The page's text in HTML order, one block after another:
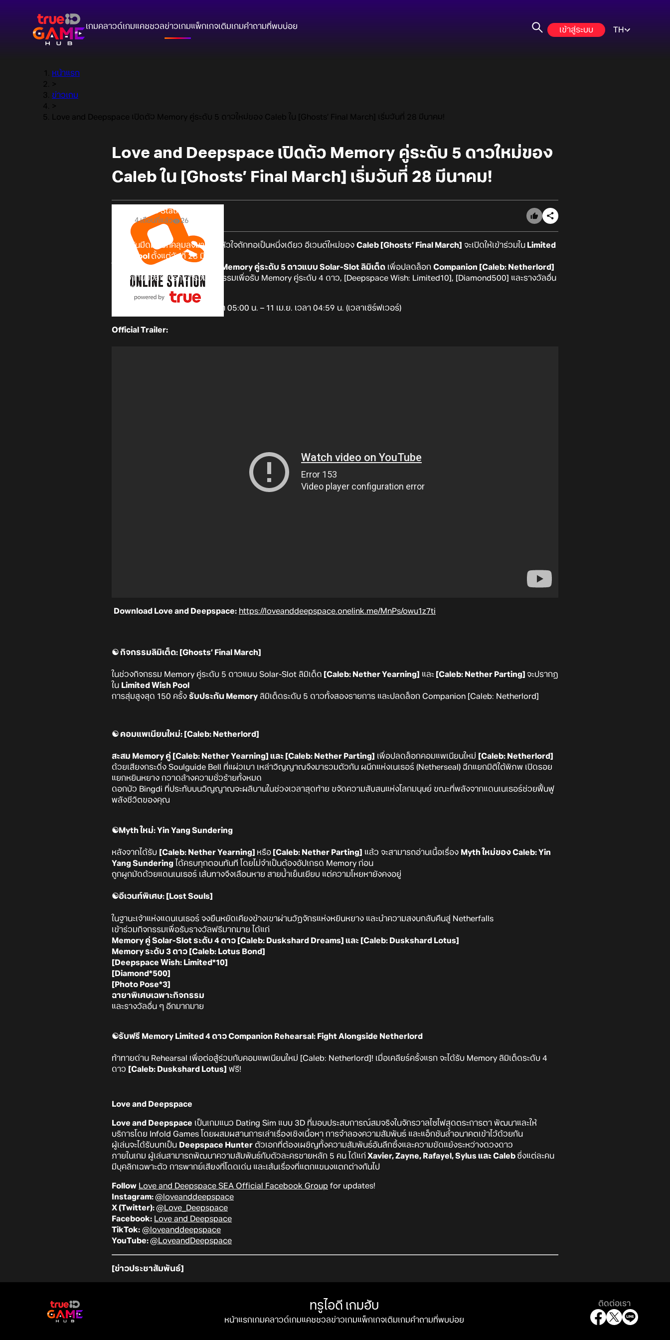
เกมคลาวด์เกมแคชชวลข่าวเกมแพ็กเกจเติมเกมคำถามที่พบบ่อย เข้าสู่ระบบ TH
หน้าแรก
>
ข่าวเกม
>
Love and Deepspace เปิดตัว Memory คู่ระดับ 5 ดาวใหม่ของ Caleb ใน [Ghosts’ Final March] เริ่มวันที่ 28 มีนาคม!
Love and Deepspace เปิดตัว Memory คู่ระดับ 5 ดาวใหม่ของ
Caleb ใน [Ghosts’ Final March] เริ่มวันที่ 28 มีนาคม!
Online Station
4 เดือนที่แล้ว 26
ราตรีอันมืดมิดปกคลุมลงมา สองหัวใจถักทอเป็นหนึ่งเดียว อีเวนต์ใหม่ของ Caleb [Ghosts’ Final March] จะเปิดให้เข้าร่วมใน Limited
Wish Pool ตั้งแต่วันที่ 28 มีนาคม
ในช่วงกิจกรรม ผู้เล่นสามารถรับ
Memory คู่ระดับ 5 ดาวแบบ Solar-Slot ลิมิเต็ด เพื่อปลดล็อก Companion [Caleb: Netherlord]
นอกจากนี้ยังสามารถเข้าร่วมกิจกรรมเพื่อรับ Memory คู่ระดับ 4 ดาว, [Deepspace Wish: Limited10], [Diamond500] และรางวัลอื่น
ๆ ได้ฟรี!
28 มี.ค. เวลา 05:00 น. – 11 เม.ย. เวลา 04:59 น. (เวลาเซิร์ฟเวอร์)
Official Trailer:
Download Love and Deepspace: https://loveanddeepspace.onelink.me/MnPs/owu1z7ti
☯️ กิจกรรมลิมิเต็ด: [Ghosts’ Final March]
ในช่วงกิจกรรม Memory คู่ระดับ 5 ดาวแบบ Solar-Slot ลิมิเต็ด [Caleb: Nether Yearning] และ [Caleb: Nether Parting] จะปรากฏ
ใน Limited Wish Pool
การสุ่มสูงสุด 150 ครั้ง รับประกัน Memory ลิมิเต็ดระดับ 5 ดาวทั้งสองรายการ และปลดล็อก Companion [Caleb: Netherlord]
☯️ คอมแพเนียนใหม่: [Caleb: Netherlord]
สะสม Memory คู่ [Caleb: Nether Yearning] และ [Caleb: Nether Parting] เพื่อปลดล็อกคอมแพเนียนใหม่ [Caleb: Netherlord]
ด้วยเสียงกระดิ่ง Soulguide Bell ที่แผ่วเบา เหล่าวิญญาณจึงมารวมตัวกัน ผนึกแห่งเนเธอร์ (Netherseal) ฉีกแยกมิติใต้พิภพ เปิดรอย
แยกหยินหยาง กวาดล้างความชั่วร้ายทั้งหมด
ดอกบัว Bingdi ที่ประทับบนวิญญาณจะผลิบานในช่วงเวลาสุดท้าย ขจัดความสับสนแห่งโลกมนุษย์ ขณะที่พลังจากแดนเนเธอร์ช่วยฟื้นฟู
พลังชีวิตของคุณ
☯️Myth ใหม่: Yin Yang Sundering
หลังจากได้รับ [Caleb: Nether Yearning] หรือ [Caleb: Nether Parting] แล้ว จะสามารถอ่านเนื้อเรื่อง Myth ใหม่ของ Caleb: Yin
Yang Sundering ได้ครบทุกตอนทันที โดยไม่จำเป็นต้องอัปเกรด Memory ก่อน
ถูกผูกมัดด้วยแดนเนเธอร์ เส้นทางจึงเลือนหาย สายน้ำเย็นเยียบ แต่ความโหยหายังคงอยู่
☯️อีเวนท์พิเศษ: [Lost Souls]
ในฐานะเจ้าแห่งแดนเนเธอร์ จงยืนหยัดเคียงข้างเขาผ่านวัฏจักรแห่งหยินหยาง และนำความสงบกลับคืนสู่ Netherfalls
เข้าร่วมกิจกรรมเพื่อรับรางวัลฟรีมากมาย ได้แก่
Memory คู่ Solar-Slot ระดับ 4 ดาว [Caleb: Duskshard Dreams] และ [Caleb: Duskshard Lotus]
Memory ระดับ 3 ดาว [Caleb: Lotus Bond]
[Deepspace Wish: Limited*10]
[Diamond*500]
[Photo Pose*3]
ฉายาพิเศษเฉพาะกิจกรรม
และรางวัลอื่น ๆ อีกมากมาย
☯️รับฟรี Memory Limited 4 ดาว Companion Rehearsal: Fight Alongside Netherlord
ท้าทายด่าน Rehearsal เพื่อต่อสู้ร่วมกับคอมแพเนียนใหม่ [Caleb: Netherlord]! เมื่อเคลียร์ครั้งแรก จะได้รับ Memory ลิมิเต็ดระดับ 4
ดาว [Caleb: Duskshard Lotus] ฟรี!
Love and Deepspace
Love and Deepspace เป็นเกมแนว Dating Sim แบบ 3D ที่มอบประสบการณ์สมจริงในจักรวาลไซไฟสุดตระการตา พัฒนาและให้
บริการโดย Infold Games โดยผสมผสานการเล่าเรื่องเชิงเนื้อหา การจำลองความสัมพันธ์ และแอ็กชันล้ำอนาคตเข้าไว้ด้วยกัน
ผู้เล่นจะได้รับบทเป็น Deepspace Hunter ตัวเอกที่ต้องเผชิญทั้งความสัมพันธ์อันลึกซึ้งและความขัดแย้งระหว่างดวงดาว
ภายในเกม ผู้เล่นสามารถพัฒนาความสัมพันธ์กับตัวละครชายหลัก 5 คน ได้แก่ Xavier, Zayne, Rafayel, Sylus และ Calebซึ่งแต่ละคน
มีบุคลิกเฉพาะตัว การพากย์เสียงที่โดดเด่น และเส้นเรื่องที่แตกแขนงแตกต่างกันไป
Follow Love and Deepspace SEA Official Facebook Group for updates!
Instagram:@loveanddeepspace
X (Twitter):@Love_Deepspace
Facebook: Love and Deepspace
TikTok: @loveanddeepspace
YouTube:@LoveandDeepspace
[ข่าวประชาสัมพันธ์]
ทรูไอดี เกมฮับ
หน้าแรกเกมคลาวด์เกมแคชชวลข่าวเกมแพ็กเกจเติมเกมคำถามที่พบบ่อย
ติดต่อเรา